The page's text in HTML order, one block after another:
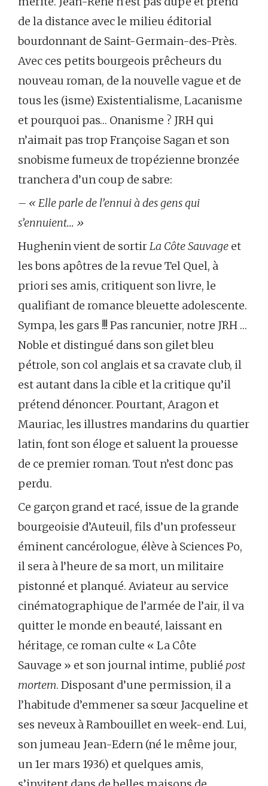
de la distance avec le milieu éditorial
bourdonnant de Saint-Germain-des-Près.
Avec ces petits bourgeois prêcheurs du
nouveau roman, de la nouvelle vague et de
tous les (isme) Existentialisme, Lacanisme
et pourquoi pas… Onanisme ? JRH qui
n’aimait pas trop Françoise Sagan et son
snobisme fumeux de tropézienne bronzée
tranchera d’un coup de sabre:
– « Elle parle de l’ennui à des gens qui
s’ennuient… »
Hughenin vient de sortirLa Côte Sauvage et
les bons apôtres de la revue Tel Quel, à
priori ses amis, critiquent son livre, le
qualifiant de romance bleuette adolescente.
Sympa, les gars !!! Pas rancunier, notre JRH …
Noble et distingué dans son gilet bleu
pétrole, son col anglais et sa cravate club, il
est autant dans la cible et la critique qu’il
prétend dénoncer. Pourtant, Aragon et
Mauriac, les illustres mandarins du quartier
latin, font son éloge et saluent la prouesse
de ce premier roman. Tout n’est donc pas
perdu.
Ce garçon grand et racé, issue de la grande
bourgeoisie d’Auteuil, fils d’un professeur
éminent cancérologue, élève à Sciences Po,
il sera à l’heure de sa mort, un militaire
pistonné et planqué. Aviateur au service
cinématographique de l’armée de l’air, il va
quitter le monde en beauté, laissant en
héritage, ce roman culte « La Côte
Sauvage » et son journal intime, publié post
mortem. Disposant d’une permission, il a
l’habitude d’emmener sa sœur Jacqueline et
ses neveux à Rambouillet en week-end. Lui,
son jumeau Jean-Edern (né le même jour,
un 1er mars 1936) et quelques amis,